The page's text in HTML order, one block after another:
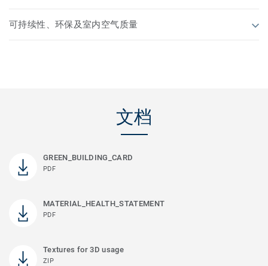
可持续性、环保及室内空气质量
文档
GREEN_BUILDING_CARD
PDF
MATERIAL_HEALTH_STATEMENT
PDF
Textures for 3D usage
ZIP